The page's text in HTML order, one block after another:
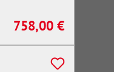
Regulärer Preis:
758,00 €